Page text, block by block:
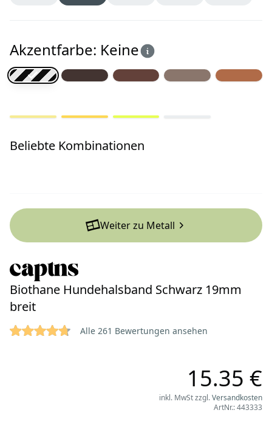
Akzentfarbe: Keine
Beliebte Kombinationen
Weiter zu Metall
Biothane Hundehalsband Schwarz 19mm
breit
Reviews
4.7701 von 5 SternenAlle 261 Bewertungen ansehen
15.35 €
inkl. MwSt zzgl.Versandkosten
ArtNr.: 443333